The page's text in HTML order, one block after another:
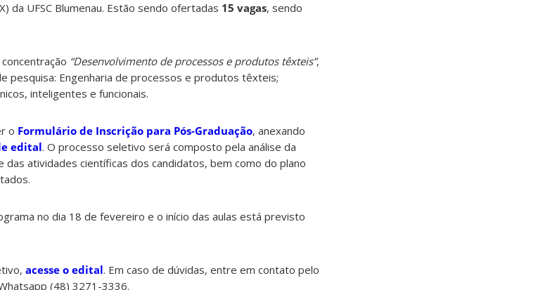
da UFSC Blumenau. Estão sendo ofertadas 15 vagas, sendo
“Desenvolvimento de processos e produtos têxteis”,
pesquisa: Engenharia de processos e produtos têxteis;
inteligentes e funcionais.
o Formulário de Inscrição para Pós-Graduação, anexando
edital. O processo seletivo será composto pela análise da
das atividades científicas dos candidatos, bem como do plano
no dia 18 de fevereiro e o início das aulas está previsto
acesse o edital. Em caso de dúvidas, entre em contato pelo
(48) 3271-3336.